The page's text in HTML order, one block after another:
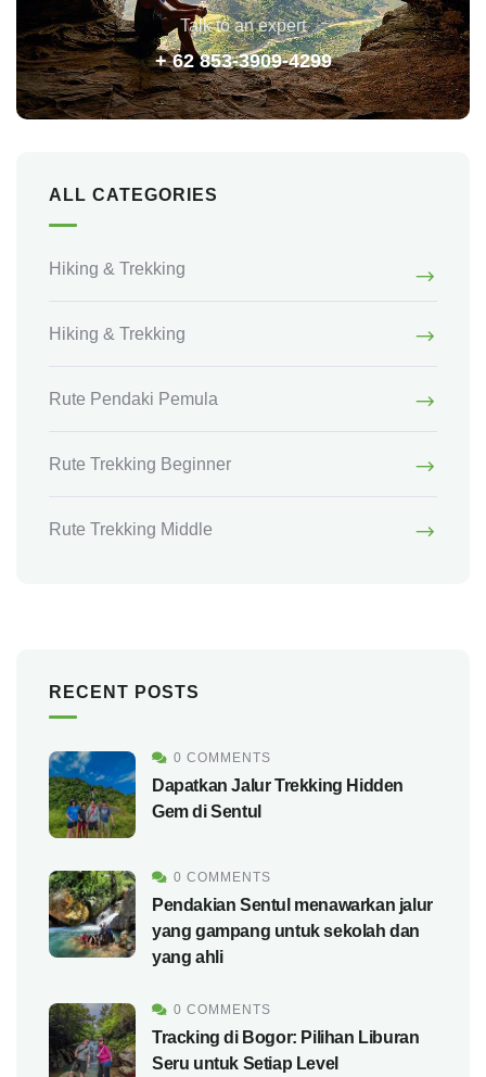
Talk to an expert
+ 62 853-3909-4299
ALL CATEGORIES
Hiking & Trekking
Hiking & Trekking
Rute Pendaki Pemula
Rute Trekking Beginner
Rute Trekking Middle
RECENT POSTS
0 COMMENTS
Dapatkan Jalur Trekking Hidden
Gem di Sentul
0 COMMENTS
Pendakian Sentul menawarkan jalur
yang gampang untuk sekolah dan
yang ahli
0 COMMENTS
Tracking di Bogor: Pilihan Liburan
Seru untuk Setiap Level